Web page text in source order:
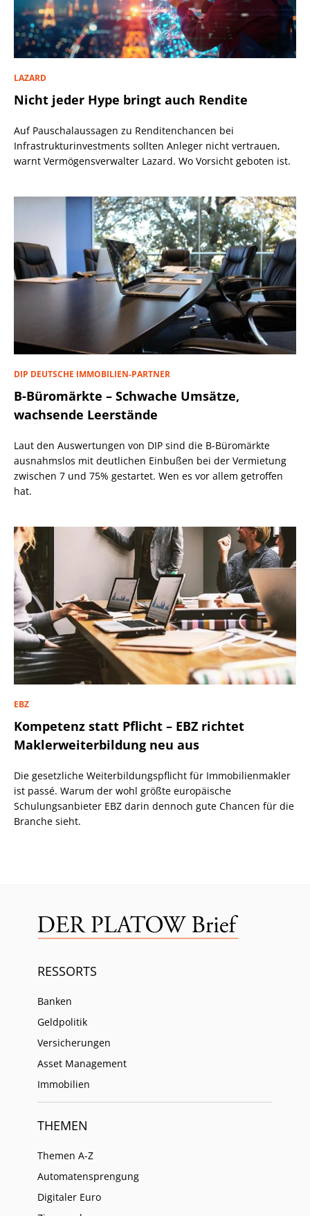
LAZARD
Nicht jeder Hype bringt auch Rendite
Auf Pauschalaussagen zu Renditenchancen bei
Infrastrukturinvestments sollten Anleger nicht vertrauen,
warnt Vermögensverwalter Lazard. Wo Vorsicht geboten ist.
DIP DEUTSCHE IMMOBILIEN-PARTNER
B-Büromärkte – Schwache Umsätze,
wachsende Leerstände
Laut den Auswertungen von DIP sind die B-Büromärkte
ausnahmslos mit deutlichen Einbußen bei der Vermietung
zwischen 7 und 75% gestartet. Wen es vor allem getroffen
hat.
EBZ
Kompetenz statt Pflicht – EBZ richtet
Maklerweiterbildung neu aus
Die gesetzliche Weiterbildungspflicht für Immobilienmakler
ist passé. Warum der wohl größte europäische
Schulungsanbieter EBZ darin dennoch gute Chancen für die
Branche sieht.
RESSORTS
Banken
Geldpolitik
Versicherungen
Asset Management
Immobilien
THEMEN
Themen A-Z
Automatensprengung
Digitaler Euro